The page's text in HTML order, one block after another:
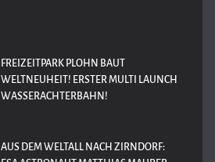
FREIZEITPARK PLOHN BAUT
WELTNEUHEIT! ERSTER MULTI LAUNCH
WASSERACHTERBAHN!
AUS DEM WELTALL NACH ZIRNDORF: